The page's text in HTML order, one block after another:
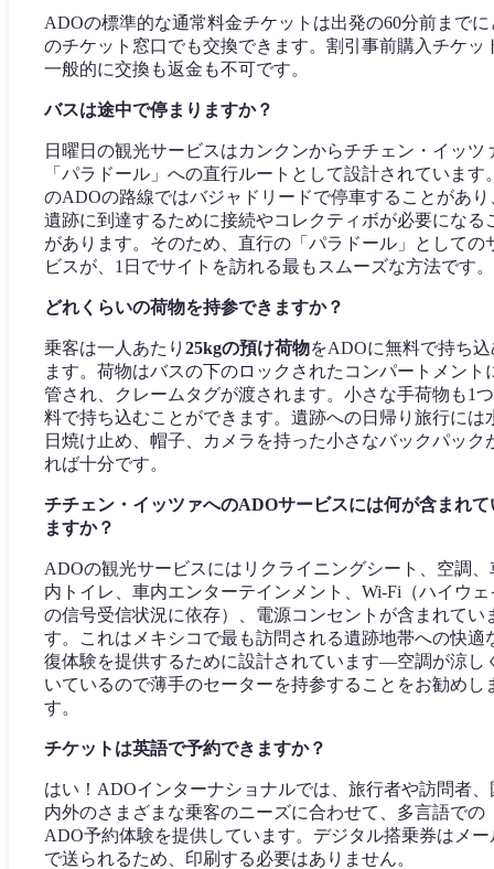
ADOの標準的な通常料金チケットは出発の60分前までに
のチケット窓口でも交換できます。割引事前購入チケッ
一般的に交換も返金も不可です。
バスは途中で停まりますか？
日曜日の観光サービスはカンクンからチチェン・イッツ
「パラドール」への直行ルートとして設計されています
のADOの路線ではバジャドリードで停車することがあり
遺跡に到達するために接続やコレクティボが必要になる
があります。そのため、直行の「パラドール」としての
ビスが、1日でサイトを訪れる最もスムーズな方法です。
どれくらいの荷物を持参できますか？
乗客は一人あたり 25kgの預け荷物をADOに無料で持ち込
ます。荷物はバスの下のロックされたコンパートメント
管され、クレームタグが渡されます。小さな手荷物も1
料で持ち込むことができます。遺跡への日帰り旅行には
日焼け止め、帽子、カメラを持った小さなバックパック
れば十分です。
チチェン・イッツァへのADOサービスには何が含まれて
ますか？
ADOの観光サービスにはリクライニングシート、空調、
内トイレ、車内エンターテインメント、Wi-Fi（ハイウェ
の信号受信状況に依存）、電源コンセントが含まれてい
す。これはメキシコで最も訪問される遺跡地帯への快適
復体験を提供するために設計されています—空調が涼し
いているので薄手のセーターを持参することをお勧めし
す。
チケットは英語で予約できますか？
はい！ADOインターナショナルでは、旅行者や訪問者、
内外のさまざまな乗客のニーズに合わせて、多言語での
ADO予約体験を提供しています。デジタル搭乗券はメー
で送られるため、印刷する必要はありません。